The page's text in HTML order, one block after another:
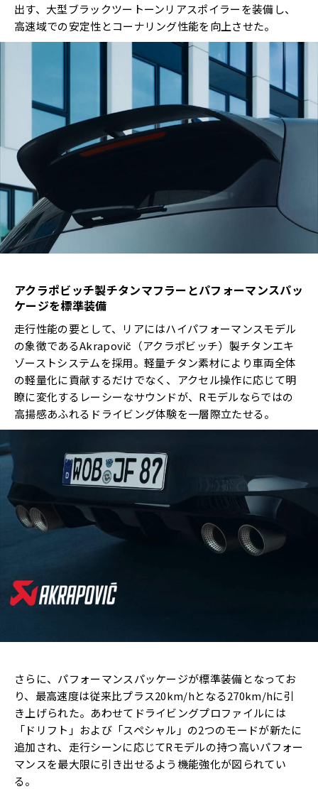
出す、大型ブラックツートーンリアスポイラーを装備し、
高速域での安定性とコーナリング性能を向上させた。
アクラポビッチ製チタンマフラーとパフォーマンスパッ
ケージを標準装備
走行性能の要として、リアにはハイパフォーマンスモデル
の象徴であるAkrapovič（アクラポビッチ）製チタンエキ
ゾーストシステムを採用。軽量チタン素材により車両全体
の軽量化に貢献するだけでなく、アクセル操作に応じて明
瞭に変化するレーシーなサウンドが、Rモデルならではの
高揚感あふれるドライビング体験を一層際立たせる。
さらに、パフォーマンスパッケージが標準装備となってお
り、最高速度は従来比プラス20km/hとなる270km/hに引
き上げられた。あわせてドライビングプロファイルには
「ドリフト」および「スペシャル」の2つのモードが新たに
追加され、走行シーンに応じてRモデルの持つ高いパフォー
マンスを最大限に引き出せるよう機能強化が図られてい
る。